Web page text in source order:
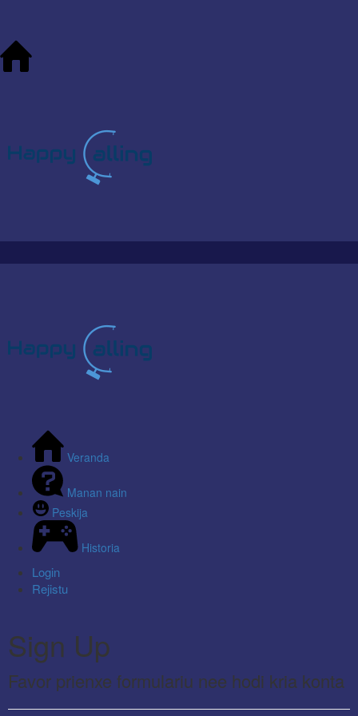
Veranda
Manan nain
Peskija
Historia
Login
Rejistu
Sign Up
Favor prienxe formulariu nee hodi kria konta